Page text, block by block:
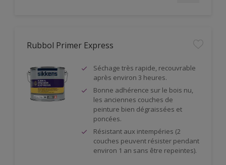
Rubbol Primer Express
Séchage très rapide, recouvrable
après environ 3 heures.
Bonne adhérence sur le bois nu,
les anciennes couches de
peinture bien dégraissées et
poncées.
Résistant aux intempéries (2
couches peuvent résister pendant
environ 1 an sans être repeintes).